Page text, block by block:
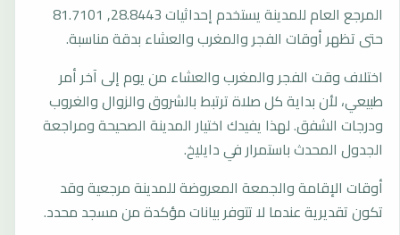
المرجع العام للمدينة يستخدم إحداثيات 28.8443, 81.7101
حتى تظهر أوقات الفجر والمغرب والعشاء بدقة مناسبة.
اختلاف وقت الفجر والمغرب والعشاء من يوم إلى آخر أمر
طبيعي، لأن بداية كل صلاة ترتبط بالشروق والزوال والغروب
ودرجات الشفق. لهذا يفيدك اختيار المدينة الصحيحة ومراجعة
الجدول المحدث باستمرار في دايليخ.
أوقات الإقامة والجمعة المعروضة للمدينة مرجعية وقد
تكون تقديرية عندما لا تتوفر بيانات مؤكدة من مسجد محدد.